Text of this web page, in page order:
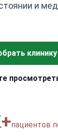
и
клинику
пациентов